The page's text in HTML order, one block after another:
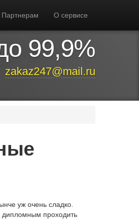
Партнерам О сервисе
99,9%
zakaz247@mail.ru
уж очень сладко.
дипломным проходить